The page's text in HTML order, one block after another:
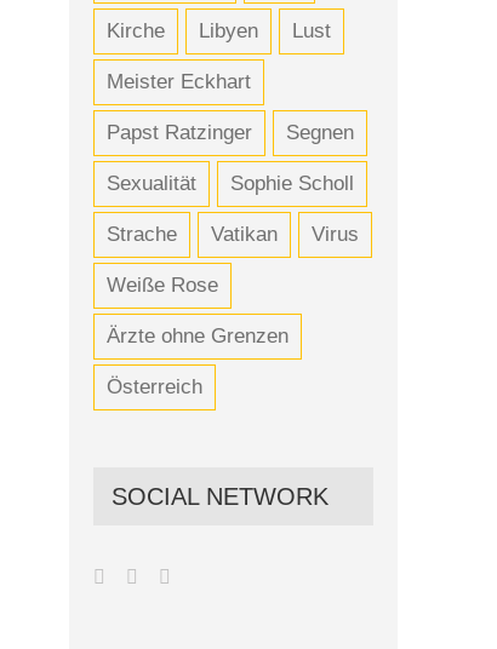
Kirche Libyen Lust
Meister Eckhart
Papst Ratzinger Segnen
Sexualität Sophie Scholl
Strache Vatikan Virus
Weiße Rose
Ärzte ohne Grenzen
Österreich
SOCIAL NETWORK